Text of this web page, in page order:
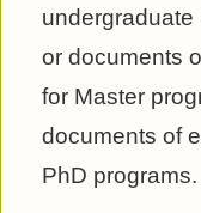
undergraduate
or documents
for Master
documents of
PhD programs.